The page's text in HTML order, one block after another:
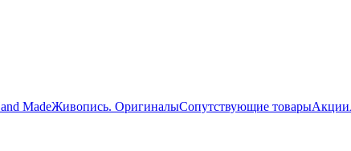
MadeЖивопись. ОригиналыСопутствующие товарыАкции